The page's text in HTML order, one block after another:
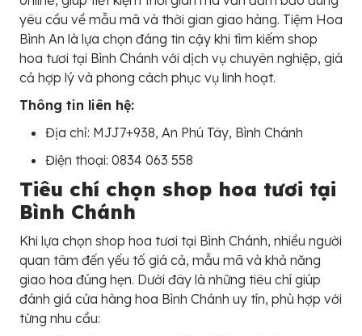
yêu cầu về mẫu mã và thời gian giao hàng. Tiệm Hoa
Bình An là lựa chọn đáng tin cậy khi tìm kiếm shop
hoa tươi tại Bình Chánh với dịch vụ chuyên nghiệp, giá
cả hợp lý và phong cách phục vụ linh hoạt.
Thông tin liên hệ:
Địa chỉ: MJJ7+938, An Phú Tây, Bình Chánh
Điện thoại: 0834 063 558
Tiêu chí chọn shop hoa tươi tại
Bình Chánh
Khi lựa chọn shop hoa tươi tại Bình Chánh, nhiều người
quan tâm đến yếu tố giá cả, mẫu mã và khả năng
giao hoa đúng hẹn. Dưới đây là những tiêu chí giúp
đánh giá cửa hàng hoa Bình Chánh uy tín, phù hợp với
từng nhu cầu: